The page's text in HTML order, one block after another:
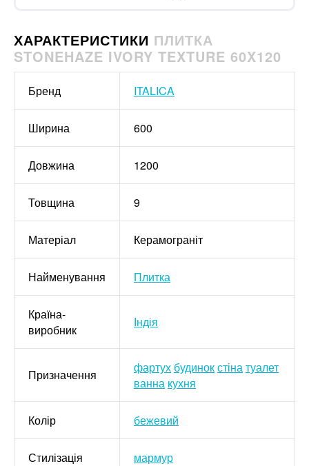
ХАРАКТЕРИСТИКИ ПЛИТКА
STONEHAZE IVORY TEXTURE 60X120
Бренд ITALICA
Ширина 600
Довжина 1200
Товщина 9
Матеріал Керамограніт
Найменування Плитка
Країна-
виробник
Індія
Призначення фартух будинокстінатуалет
ванна кухня
Колір бежевий
Стилізація мармур